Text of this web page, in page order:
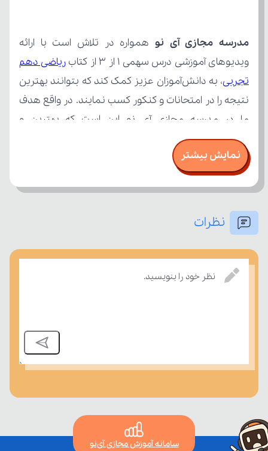
مدرسه مجازی آی نو
ویدیوهای آموزشی درس سهمی 1 از 3 از کتاب
تجربی
امتحان، میزان تسلط خود را بر مفاهیم درسی بسنجند.
نمایش بیشتر
نظرات
نظر خود را بنویسید.
سامانه آموزش مجازی آی‌نو